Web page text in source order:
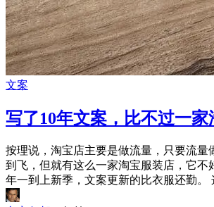
文案
写了10年文案，比不过一家
按理说，淘宝店主要是做流量，只要流量
到飞，但就有这么一家淘宝服装店，它不
年一到上新季，文案更新的比衣服还勤。